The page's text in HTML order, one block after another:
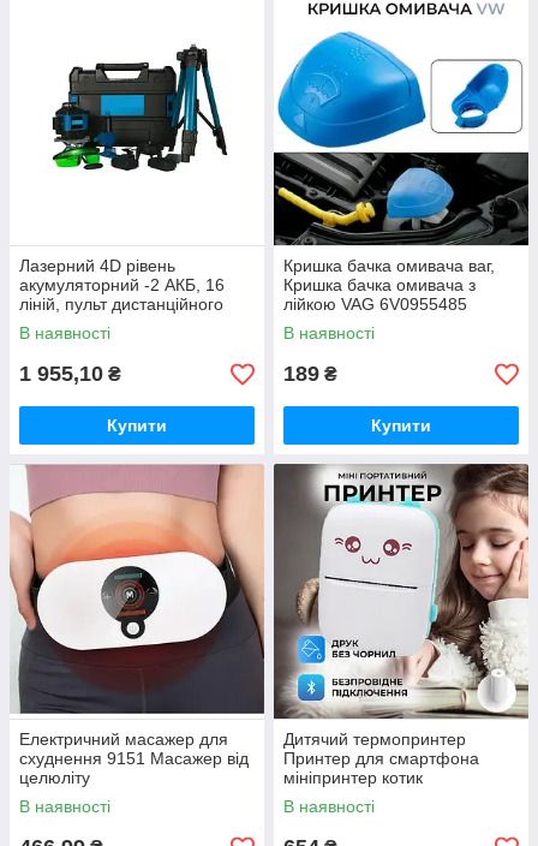
Лазерний 4D рівень
акумуляторний -2 АКБ, 16
ліній, пульт дистанційного
керування, цифровий
дисплей, штатив, повний
набір для
В наявності
1 955,10 ₴
Купити
Кришка бачка омивача ваг,
Кришка бачка омивача з
лійкою VAG 6V0955485
В наявності
189 ₴
Купити
Електричний масажер для
схуднення 9151 Масажер від
целюліту
В наявності
Дитячий термопринтер
Принтер для смартфона
мініпринтер котик
портативний рожевий, Міні
принтер для фото
В наявності